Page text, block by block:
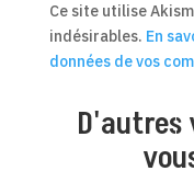
Ce site utilise
indésirables. En
données de vos